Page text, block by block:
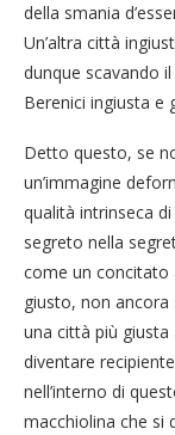
della smania
Un’altra città
dunque scavando
Berenici ingiusta e
Detto questo, se
un’immagine
qualità intrinseca
segreto nella
come un concitato
giusto, non
una città più
diventare
nell’interno di
macchiolina che si